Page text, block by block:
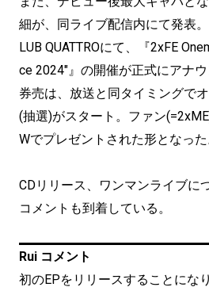
細が、同ライブ配信内にて発表
LUB QUATTROにて、『2xFE
ce 2024″』の開催が正式にアナ
券売は、放送と同タイミングで
(抽選)がスタート。ファン
Wでプレゼントされた形となった
CDリリース、ワンマンライブに
コメントも到着している。
Rui コメント
初のEPをリリースすることにな